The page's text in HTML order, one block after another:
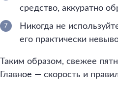
средство, аккуратно
Никогда не
его практически
Таким образом, свежее
Главное — скорость и